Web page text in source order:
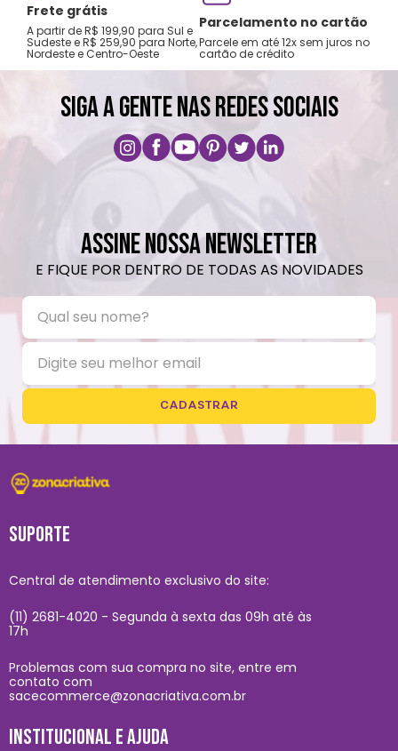
Frete grátis
A partir de R$ 199,90 para Sul e
Sudeste e R$ 259,90 para Norte,
Nordeste e Centro-Oeste
Parcelamento no cartão
Parcele em até 12x sem juros no
cartão de crédito
SIGA A GENTE NAS REDES SOCIAIS
ASSINE NOSSA NEWSLETTER
E FIQUE POR DENTRO DE TODAS AS NOVIDADES
CADASTRAR
SUPORTE
Central de atendimento exclusivo do site:
(11) 2681-4020 - Segunda à sexta das 09h até às
17h
Problemas com sua compra no site, entre em
contato com
sacecommerce@zonacriativa.com.br
INSTITUCIONAL E AJUDA